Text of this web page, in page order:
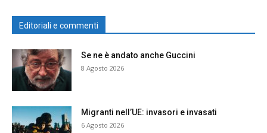
Editoriali e commenti
Se ne è andato anche Guccini
8 Agosto 2026
Migranti nell’UE: invasori e invasati
6 Agosto 2026